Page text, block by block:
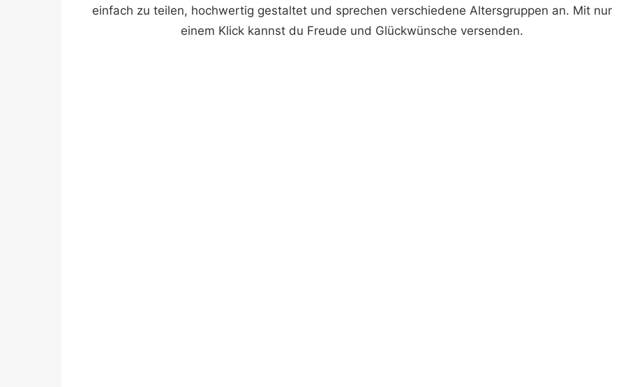
einfach zu teilen, hochwertig gestaltet und sprechen verschiedene Altersgruppen an. Mit nur
einem Klick kannst du Freude und Glückwünsche versenden.